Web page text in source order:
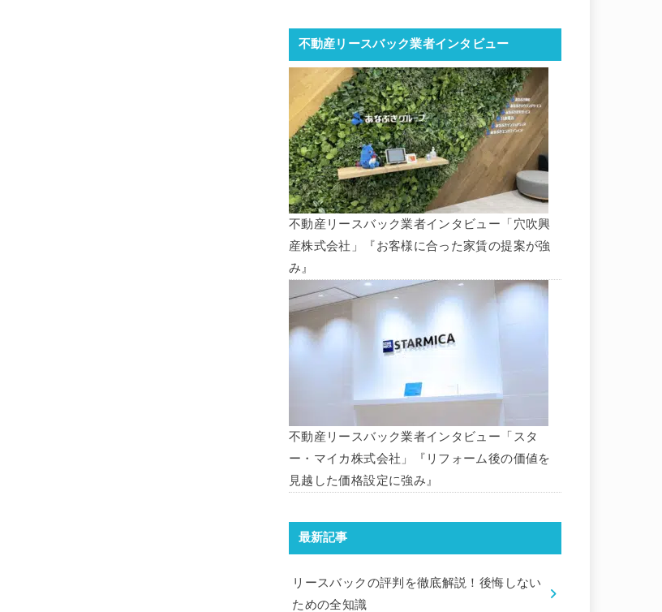
不動産リースバック業者インタビュー
不動産リースバック業者インタビュー「穴吹興
産株式会社」『お客様に合った家賃の提案が強
み』
不動産リースバック業者インタビュー「スタ
ー・マイカ株式会社」『リフォーム後の価値を
見越した価格設定に強み』
最新記事
リースバックの評判を徹底解説！後悔しない
ための全知識